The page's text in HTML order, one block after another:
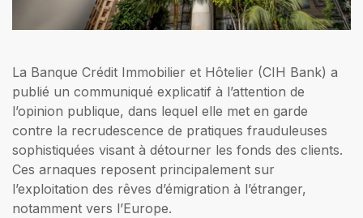
La Banque Crédit Immobilier et Hôtelier (CIH Bank) a
publié un communiqué explicatif à l’attention de
l’opinion publique, dans lequel elle met en garde
contre la recrudescence de pratiques frauduleuses
sophistiquées visant à détourner les fonds des clients.
Ces arnaques reposent principalement sur
l’exploitation des rêves d’émigration à l’étranger,
notamment vers l’Europe.